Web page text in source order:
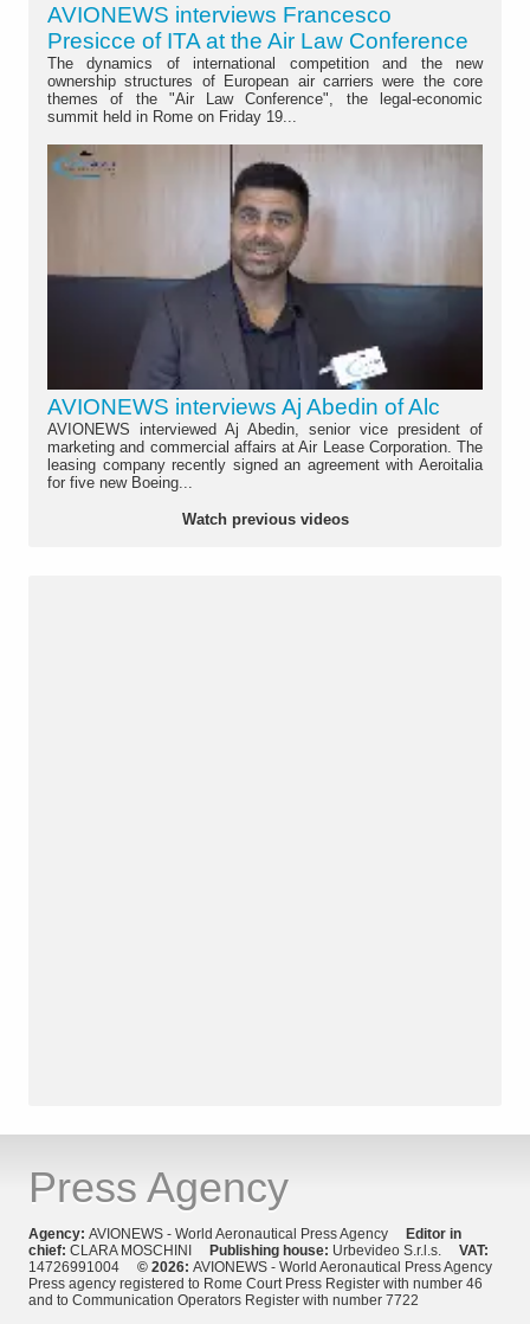
AVIONEWS interviews Francesco
Presicce of ITA at the Air Law Conference
The dynamics of international competition and the new
ownership structures of European air carriers were the core
themes of the "Air Law Conference", the legal-economic
summit held in Rome on Friday 19...
AVIONEWS interviews Aj Abedin of Alc
AVIONEWS interviewed Aj Abedin, senior vice president of
marketing and commercial affairs at Air Lease Corporation. The
leasing company recently signed an agreement with Aeroitalia
for five new Boeing...
Watch previous videos
Press Agency
Agency: AVIONEWS - World Aeronautical Press Agency
Editor in
chief: CLARA MOSCHINI Publishing house: Urbevideo S.r.l.s. VAT:
14726991004 © 2026: AVIONEWS - World Aeronautical Press Agency
Press agency registered to Rome Court Press Register with number 46
and to Communication Operators Register with number 7722